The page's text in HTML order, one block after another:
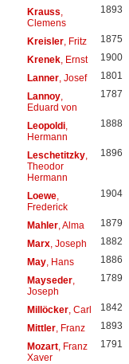
Krauss
Clemens
1893
Kreisler, Fritz 1875
Krenek, Ernst 1900
Lanner, Josef 1801
Lannoy,
Eduard von
1787
Leopoldi,
Hermann
1888
Leschetitzky,
Theodor
Hermann
1896
Loewe,
Frederick
1904
Mahler, Alma 1879
Marx, Joseph 1882
May, Hans 1886
Mayseder,
Joseph
1789
Millöcker, Carl 1842
Mittler, Franz 1893
Mozart, Franz
Xaver
1791